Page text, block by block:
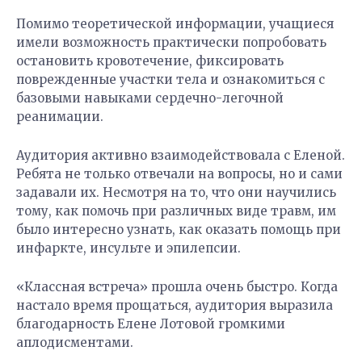
Помимо теоретической информации, учащиеся
имели возможность практически попробовать
остановить кровотечение, фиксировать
поврежденные участки тела и ознакомиться с
базовыми навыками сердечно-легочной
реанимации.
Аудитория активно взаимодействовала с Еленой.
Ребята не только отвечали на вопросы, но и сами
задавали их. Несмотря на то, что они научились
тому, как помочь при различных виде травм, им
было интересно узнать, как оказать помощь при
инфаркте, инсульте и эпилепсии.
«Классная встреча» прошла очень быстро. Когда
настало время прощаться, аудитория выразила
благодарность Елене Лотовой громкими
аплодисментами.